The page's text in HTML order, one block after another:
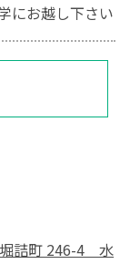
にお越し下さい
堀詰町 246-4 水